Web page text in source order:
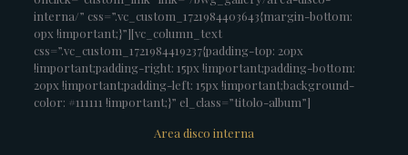
interna/” css=”.vc_custom_1721984403643{margin-bottom:
0px !important;}”][vc_column_text
css=”.vc_custom_1721984419237{padding-top: 20px
!important;padding-right: 15px !important;padding-bottom:
20px !important;padding-left: 15px !important;background-
color: #111111 !important;}” el_class=”titolo-album”]
Area disco interna